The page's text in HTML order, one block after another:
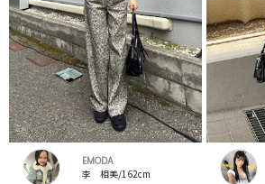
EMODA
李 相美/162cm